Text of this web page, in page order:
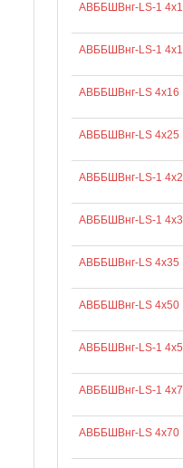
АВББШВнг-LS-1
АВББШВнг-LS-1
АВББШВнг-LS 4х16
АВББШВнг-LS 4х25
АВББШВнг-LS-1
АВББШВнг-LS-1
АВББШВнг-LS 4х35
АВББШВнг-LS 4х50
АВББШВнг-LS-1
АВББШВнг-LS-1
АВББШВнг-LS 4х70